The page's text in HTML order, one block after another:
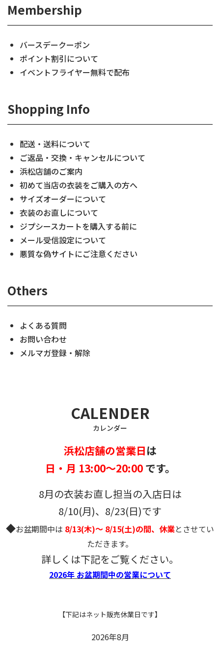
Membership
バースデークーポン
ポイント割引について
イベントフライヤー無料で配布
Shopping Info
配送・送料について
ご返品・交換・キャンセルについて
浜松店舗のご案内
初めて当店の衣装をご購入の方へ
サイズオーダーについて
衣装のお直しについて
ジプシースカートを購入する前に
メール受信設定について
悪質な偽サイトにご注意ください
Others
よくある質問
お問い合わせ
メルマガ登録・解除
CALENDER
カレンダー
浜松店舗の営業日は
日・月 13:00～20:00 です。
8月の衣装お直し担当の入店日は
8/10(月)、8/23(日)です
◆お盆期間中は 8/13(木)～ 8/15(土)の間、休業とさせてい
ただきます。
詳しくは下記をご覧ください。
2026年 お盆期間中の営業について
【下記はネット販売休業日です】
2026年8月